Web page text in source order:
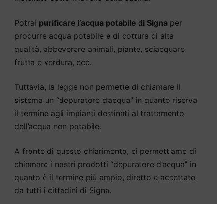
Potrai purificare l’acqua potabile di Signa per
produrre acqua potabile e di cottura di alta
qualità, abbeverare animali, piante, sciacquare
frutta e verdura, ecc.
Tuttavia, la legge non permette di chiamare il
sistema un “depuratore d’acqua” in quanto riserva
il termine agli impianti destinati al trattamento
dell’acqua non potabile.
A fronte di questo chiarimento, ci permettiamo di
chiamare i nostri prodotti “depuratore d’acqua” in
quanto è il termine più ampio, diretto e accettato
da tutti i cittadini di Signa.